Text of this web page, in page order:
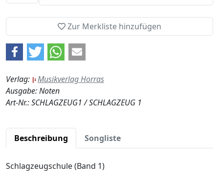
Verlag:
Musikverlag Horras
Ausgabe: Noten
Art-Nr.: SCHLAGZEUG1 / SCHLAGZEUG 1
Beschreibung Songliste
Schlagzeugschule (Band 1)
Zur Merkliste hinzufügen